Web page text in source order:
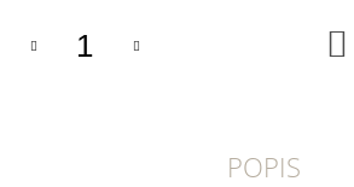
POPIS